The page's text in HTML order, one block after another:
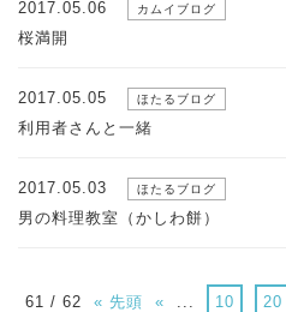
2017.05.06 カムイブログ
桜満開
2017.05.05 ほたるブログ
利用者さんと一緒
2017.05.03 ほたるブログ
男の料理教室（かしわ餅）
61 / 62 « 先頭 « ... 10 20